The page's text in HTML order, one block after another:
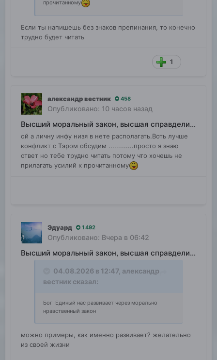
прочитанному
Если ты напишешь без знаков препинания, то конечно
трудно будет читать
1
александр вестник 458
Опубликовано: 10 часов назад
Высший моральный закон, высшая справделивость
ой а личну инфу низя в нете располагать.Воть лучше
конфликт с Тэром обсудим .............просто я знаю
ответ но тебе трудно читать потому что хочешь не
прилагать усилий к прочитанному
Эдуард 1 492
Опубликовано: Вчера в 06:42
Высший моральный закон, высшая справделивость
04.08.2026 в 12:47, александр
вестник сказал:
Бог Единый нас развивает через морально
нравственный закон
можно примеры, как именно развивает? желательно
из своей жизни